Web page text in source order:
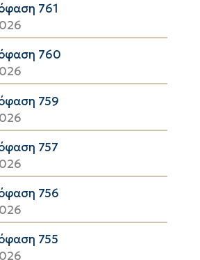
761
760
759
757
756
755